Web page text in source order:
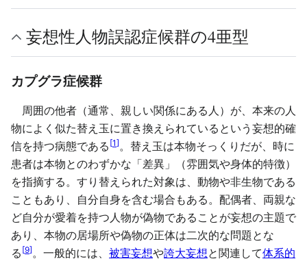
妄想性人物誤認症候群の4亜型
カプグラ症候群
周囲の他者（通常、親しい関係にある人）が、本来の人
物によく似た替え玉に置き換えられているという妄想的確
信を持つ病態である [1]。替え玉は本物そっくりだが、時に
患者は本物とのわずかな「差異」（雰囲気や身体的特徴）
を指摘する。すり替えられた対象は、動物や非生物である
こともあり、自分自身を含む場合もある。配偶者、両親な
ど自分が愛着を持つ人物が偽物であることが妄想の主題で
あり、本物の居場所や偽物の正体は二次的な問題とな
る [9]。一般的には、 被害妄想や誇大妄想と関連して体系的